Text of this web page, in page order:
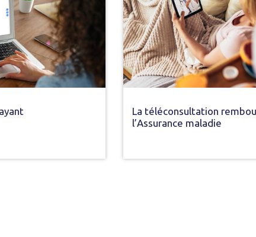
La téléconsultation
l’Assurance maladie